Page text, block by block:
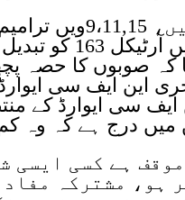
انہوں نے کہا کہ آج تک
23 ترامیم پاس ہوچکی
کہ صوبوں کا حصہ
جائے گا، سال 2007ء میں آخری این
ایف سی ایوارڈ کے
ہے کسی ایسی
ہو، مشترکہ